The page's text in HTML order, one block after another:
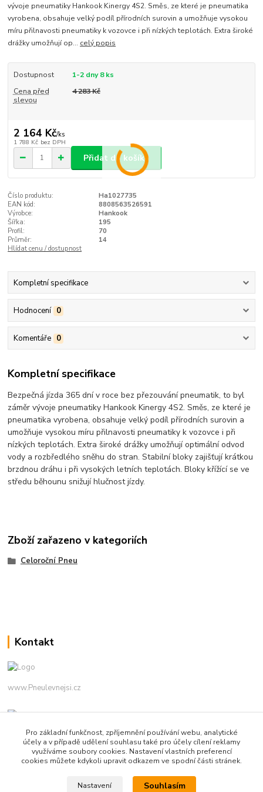
vývoje pneumatiky Hankook Kinergy 4S2. Směs, ze které je pneumatika
vyrobena, obsahuje velký podíl přírodních surovin a umožňuje vysokou
míru přilnavosti pneumatiky k vozovce i při nízkých teplotách. Extra široké
drážky umožňují op... celý popis
Dostupnost
1-2 dny 8 ks
Cena před
slevou
4 283 Kč
2 164 Kč/ks
1 788 Kč bez DPH
Přidat do košíku
Číslo produktu:
Ha1027735
EAN kód:
8808563526591
Výrobce:
Hankook
Šířka:
195
Profil:
70
Průměr:
14
Hlídat cenu / dostupnost
Kompletní specifikace
Hodnocení 0
Komentáře 0
Kompletní specifikace
Bezpečná jízda 365 dní v roce bez přezouvání pneumatik, to byl
záměr vývoje pneumatiky Hankook Kinergy 4S2. Směs, ze které je
pneumatika vyrobena, obsahuje velký podíl přírodních surovin a
umožňuje vysokou míru přilnavosti pneumatiky k vozovce i při
nízkých teplotách. Extra široké drážky umožňují optimální odvod
vody a rozbředlého sněhu do stran. Stabilní bloky zajišťují krátkou
brzdnou dráhu i při vysokých letních teplotách. Bloky křížící se ve
středu běhounu snižují hlučnost jízdy.
Zboží zařazeno v kategoriích
Celoroční Pneu
Kontakt
www.Pneulevnejsi.cz
info(a)pneulevnejsi.cz
Pro základní funkčnost, zpříjemnění používání webu, analytické
účely a v případě udělení souhlasu také pro účely cílení reklamy
využíváme soubory cookies. Nastavení vlastních preferencí
cookies můžete kdykoli upravit odkazem ve spodní části stránek.
Nastavení Souhlasím